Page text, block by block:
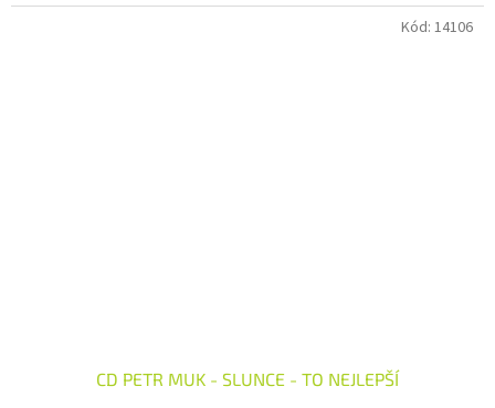
CD PETR MUK - SLUNCE - TO NEJLEPŠÍ
Kód: 14106